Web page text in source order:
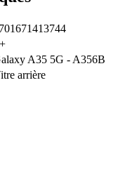
A35 5G - A356B
arrière